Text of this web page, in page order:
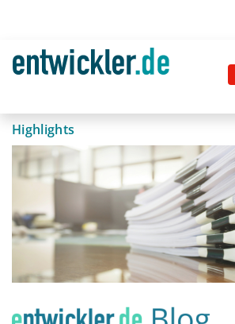
Highlights